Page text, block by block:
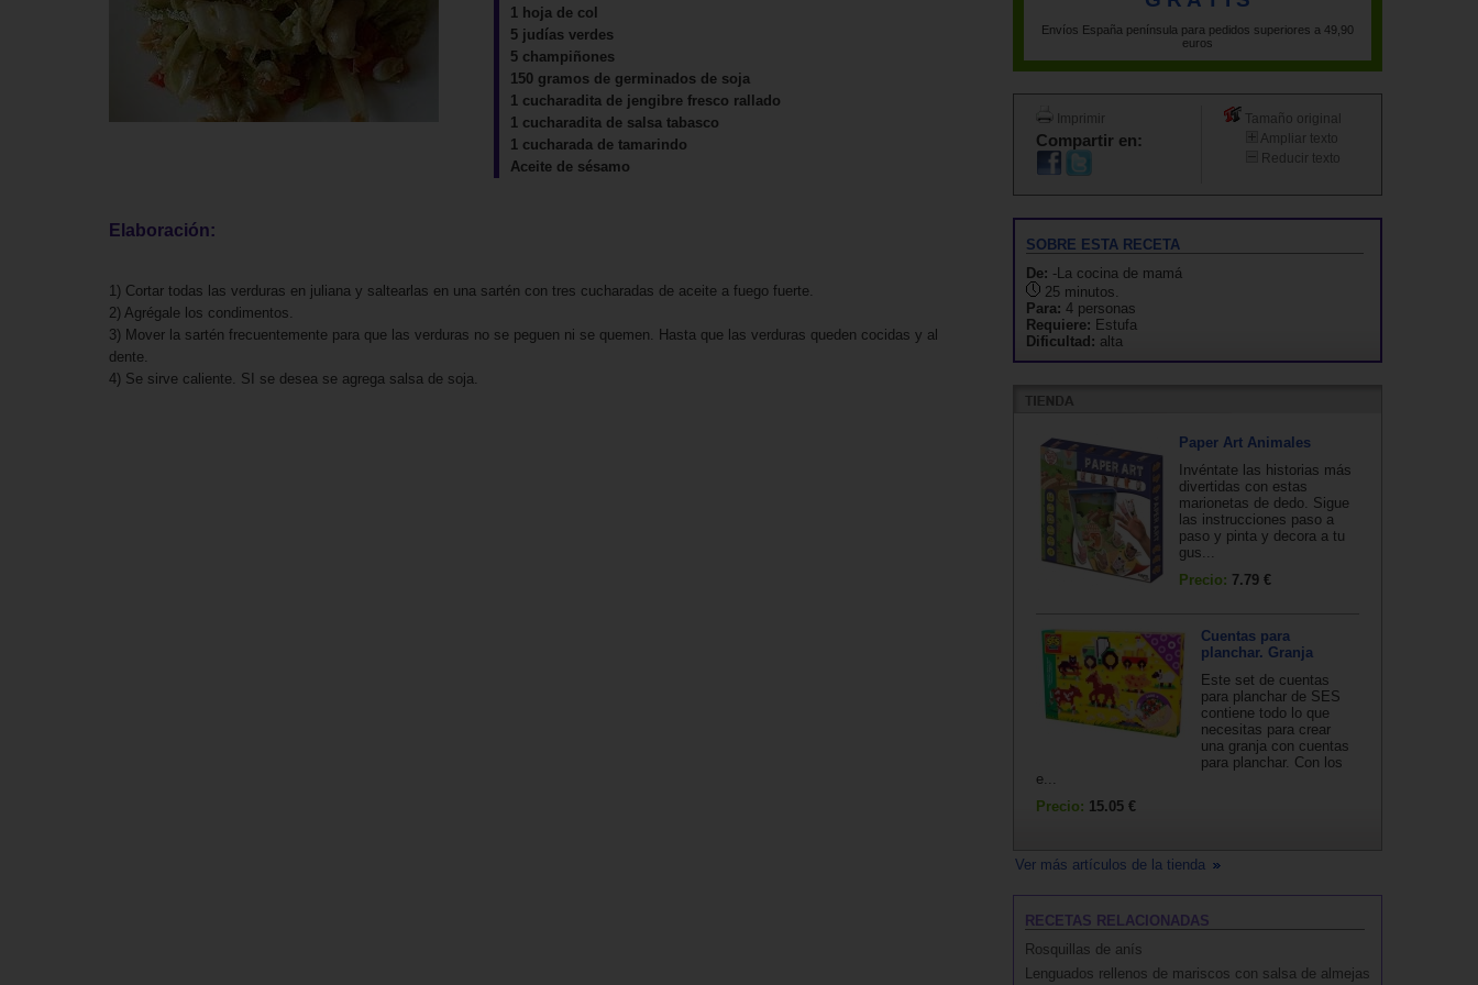
1 hoja de col
5 judías verdes
5 champiñones
150 gramos de germinados de soja
1 cucharadita de jengibre fresco rallado
1 cucharadita de salsa tabasco
1 cucharada de tamarindo
Aceite de sésamo
Elaboración:
1) Cortar todas las verduras en juliana y saltearlas en una sartén con tres cucharadas de aceite a fuego fuerte.
2) Agrégale los condimentos.
3) Mover la sartén frecuentemente para que las verduras no se peguen ni se quemen. Hasta que las verduras queden cocidas y al
dente.
4) Se sirve caliente. SI se desea se agrega salsa de soja.
Envíos España península para pedidos superiores a 49,90
euros
Imprimir
Compartir en:
Tamaño original
Ampliar texto
Reducir texto
SOBRE ESTA RECETA
De: -La cocina de mamá
25 minutos.
Para: 4 personas
Requiere: Estufa
Dificultad: alta
Paper Art Animales
Invéntate las historias más
divertidas con estas
marionetas de dedo. Sigue
las instrucciones paso a
paso y pinta y decora a tu
gus...
Precio: 7.79 €
Cuentas para
planchar. Granja
Este set de cuentas
para planchar de SES
contiene todo lo que
necesitas para crear
una granja con cuentas
para planchar. Con los
e...
Precio: 15.05 €
Ver más artículos de la tienda
RECETAS RELACIONADAS
Rosquillas de anís
Lenguados rellenos de mariscos con salsa de almejas